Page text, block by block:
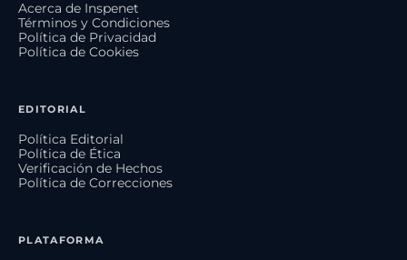
Acerca de Inspenet
Términos y Condiciones
Política de Privacidad
Política de Cookies
EDITORIAL
Política Editorial
Política de Ética
Verificación de Hechos
Política de Correcciones
PLATAFORMA